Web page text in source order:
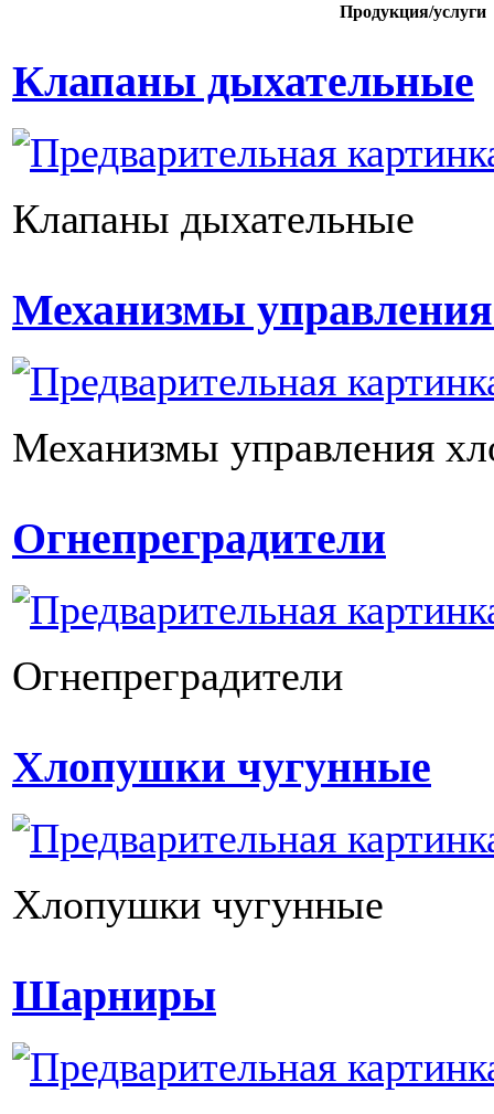
Продукция/услуги
Клапаны дыхательные
Клапаны дыхательные
Механизмы
Механизмы управления
Огнепреградители
Огнепреградители
Хлопушки чугунные
Хлопушки чугунные
Шарниры